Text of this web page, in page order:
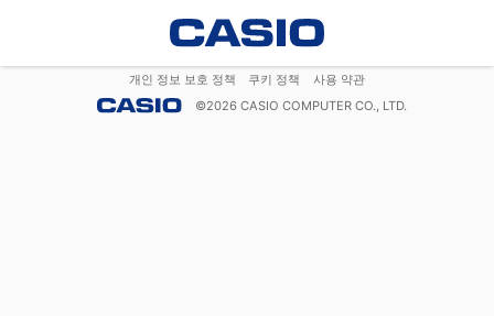
개인 정보 보호 정책 쿠키 정책
사용 약관
©2026 CASIO COMPUTER CO., LTD.